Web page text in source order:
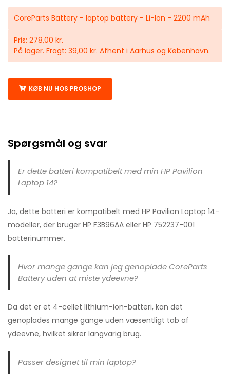
CoreParts Battery - laptop battery - Li-Ion - 2200 mAh
Pris: 278,00 kr.
På lager. Fragt: 39,00 kr. Afhent i Aarhus og København.
KØB NU HOS PROSHOP
Spørgsmål og svar
Er dette batteri kompatibelt med min HP Pavilion
Laptop 14?
Ja, dette batteri er kompatibelt med HP Pavilion Laptop 14-
modeller, der bruger HP F3B96AA eller HP 752237-001
batterinummer.
Hvor mange gange kan jeg genoplade CoreParts
Battery uden at miste ydeevne?
Da det er et 4-cellet lithium-ion-batteri, kan det
genoplades mange gange uden væsentligt tab af
ydeevne, hvilket sikrer langvarig brug.
Passer designet til min laptop?